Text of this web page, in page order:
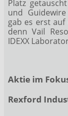
Platz
und
gab es erst
denn Vail
IDEXX
Aktie im
Rexford